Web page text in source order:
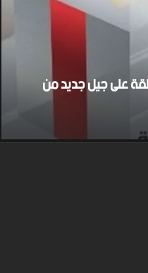
على جيل جديد من